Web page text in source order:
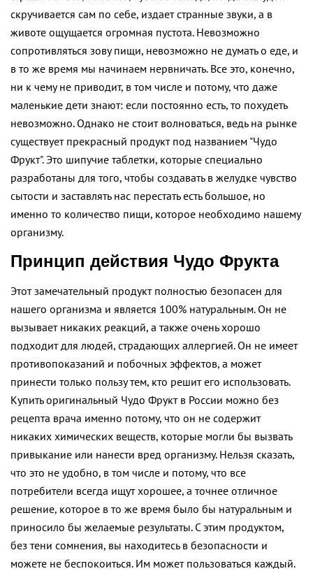
скручивается сам по себе, издает странные звуки, а в
животе ощущается огромная пустота. Невозможно
сопротивляться зову пищи, невозможно не думать о еде, и
в то же время мы начинаем нервничать. Все это, конечно,
ни к чему не приводит, в том числе и потому, что даже
маленькие дети знают: если постоянно есть, то похудеть
невозможно. Однако не стоит волноваться, ведь на рынке
существует прекрасный продукт под названием "Чудо
Фрукт". Это шипучие таблетки, которые специально
разработаны для того, чтобы создавать в желудке чувство
сытости и заставлять нас перестать есть большое, но
именно то количество пищи, которое необходимо нашему
организму.
Принцип действия Чудо Фрукта
Этот замечательный продукт полностью безопасен для
нашего организма и является 100% натуральным. Он не
вызывает никаких реакций, а также очень хорошо
подходит для людей, страдающих аллергией. Он не имеет
противопоказаний и побочных эффектов, а может
принести только пользу тем, кто решит его использовать.
Купить оригинальный Чудо Фрукт в России можно без
рецепта врача именно потому, что он не содержит
никаких химических веществ, которые могли бы вызвать
привыкание или нанести вред организму. Нельзя сказать,
что это не удобно, в том числе и потому, что все
потребители всегда ищут хорошее, а точнее отличное
решение, которое в то же время было бы натуральным и
приносило бы желаемые результаты. С этим продуктом,
без тени сомнения, вы находитесь в безопасности и
можете не беспокоиться. Им может пользоваться каждый.